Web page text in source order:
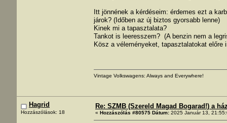
Itt jönnének a kérdéseim: érdemes ezt a
járok? (Időben az új biztos gyorsabb lenne)
Kinek mi a tapasztalata?
Tankot is leeresszem? (A benzin nem a
Kösz a véleményeket, tapasztalatokat előre
Vintage Volkswagens: Always and Everywhere!
Hagrid
Hozzászólások: 18
Re: SZMB (Szereld Magad Bogarad!) a
« Hozzászólás #80575 Dátum: 2025 Január 13,